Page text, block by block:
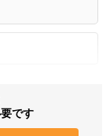
です